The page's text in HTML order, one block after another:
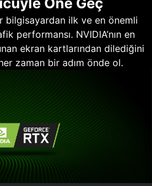
bilgisayardan ilk ve en önemli
performansı. NVIDIA’nın en
ekran kartlarından dilediğini
zaman bir adım önde ol.